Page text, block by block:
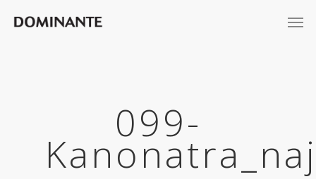
099-